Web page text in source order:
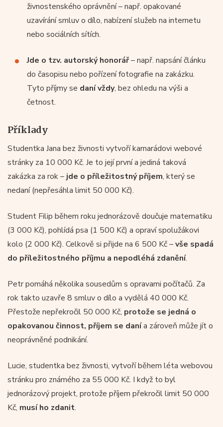
živnostenského oprávnění – např. opakované
uzavírání smluv o dílo, nabízení služeb na internetu
nebo sociálních sítích.
Jde o tzv. autorský honorář– např. napsání článku
do časopisu nebo pořízení fotografie na zakázku.
Tyto příjmy se daní vždy, bez ohledu na výši a
četnost.
Příklady
Studentka Jana bez živnosti vytvoří kamarádovi webové
stránky za 10 000 Kč. Je to její první a jediná taková
zakázka za rok – jde o příležitostný příjem, který se
nedaní (nepřesáhla limit 50 000 Kč).
Student Filip během roku jednorázově doučuje matematiku
(3 000 Kč), pohlídá psa (1 500 Kč) a opraví spolužákovi
kolo (2 000 Kč). Celkově si přijde na 6 500 Kč –vše spadá
do příležitostného příjmu a nepodléhá zdanění.
Petr pomáhá několika sousedům s opravami počítačů. Za
rok takto uzavře 8 smluv o dílo a vydělá 40 000 Kč.
Přestože nepřekročil 50 000 Kč, protože se jedná o
opakovanou činnost, příjem se danía zároveň může jít o
neoprávněné podnikání.
Lucie, studentka bez živnosti, vytvoří během léta webovou
stránku pro známého za 55 000 Kč. I když to byl
jednorázový projekt, protože příjem překročil limit 50 000
Kč, musí ho zdanit.